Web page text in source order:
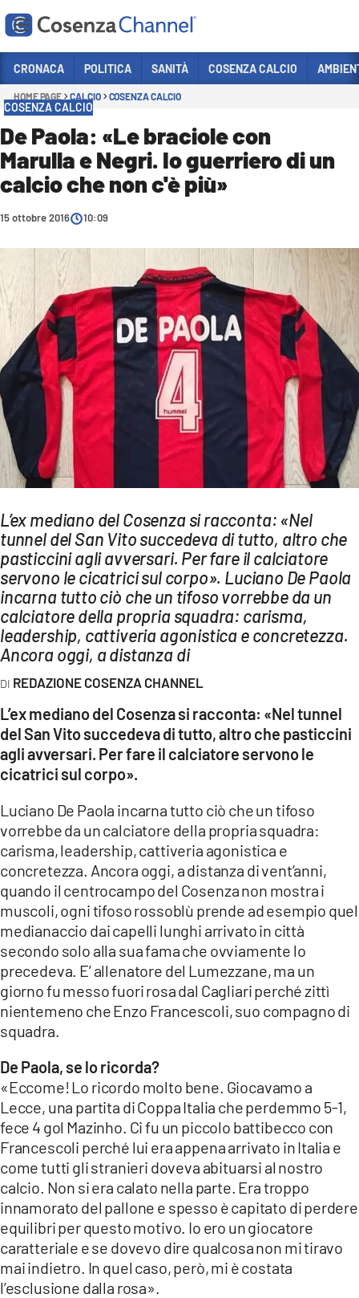
Sezioni
POLITICA
COSENZA CALCIO
ECONOMIA E LAVORO
SANITÀ
SPORT
CULTURA
AMBIENTE
Streaming
LAC TV
LAC NETWORK
LAC ONAIR
LaC
Network
LACPLAY.IT
LACTV.IT
LACONAIR.IT
LACITYMAG.IT
ILREGGINO.IT
COSENZACHANNEL.IT
ILVIBONESE.IT
CATANZAROCHANNEL.IT
LACAPITALENEWS.IT
App
ANDROID
APPLE
CRONACA POLITICA SANITÀ COSENZA CALCIO
HOME PAGE CALCIO COSENZA CALCIO
COSENZA CALCIO
De Paola: «Le braciole con
Marulla e Negri. Io guerriero di un
calcio che non c'è più»
15 ottobre 2016 10:09
L’ex mediano del Cosenza si racconta: «Nel
tunnel del San Vito succedeva di tutto, altro che
pasticcini agli avversari. Per fare il calciatore
servono le cicatrici sul corpo». Luciano De Paola
incarna tutto ciò che un tifoso vorrebbe da un
calciatore della propria squadra: carisma,
leadership, cattiveria agonistica e concretezza.
Ancora oggi, a distanza di
REDAZIONE COSENZA CHANNEL
L’ex mediano del Cosenza si racconta: «Nel tunnel
del San Vito succedeva di tutto, altro che pasticcini
agli avversari. Per fare il calciatore servono le
cicatrici sul corpo».
Luciano De Paola incarna tutto ciò che un tifoso
vorrebbe da un calciatore della propria squadra:
carisma, leadership, cattiveria agonistica e
concretezza. Ancora oggi, a distanza di vent’anni,
quando il centrocampo del Cosenza non mostra i
muscoli, ogni tifoso rossoblù prende ad esempio quel
medianaccio dai capelli lunghi arrivato in città
secondo solo alla sua fama che ovviamente lo
precedeva. E’ allenatore del Lumezzane, ma un
giorno fu messo fuori rosa dal Cagliari perché zittì
nientemeno che Enzo Francescoli, suo compagno di
squadra.
De Paola, se lo ricorda?
«Eccome! Lo ricordo molto bene. Giocavamo a
Lecce, una partita di Coppa Italia che perdemmo 5-1,
fece 4 gol Mazinho. Ci fu un piccolo battibecco con
Francescoli perché lui era appena arrivato in Italia e
come tutti gli stranieri doveva abituarsi al nostro
calcio. Non si era calato nella parte. Era troppo
innamorato del pallone e spesso è capitato di perdere
equilibri per questo motivo. Io ero un giocatore
caratteriale e se dovevo dire qualcosa non mi tiravo
mai indietro. In quel caso, però, mi è costata
l’esclusione dalla rosa».